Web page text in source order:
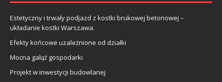
Estetyczny i trwały podjazd z kostki brukowej betonowej –
układanie kostki Warszawa.
Efekty końcowe uzależnione od działki
Mocna gałąź gospodarki
Projekt w inwestycji budowlanej